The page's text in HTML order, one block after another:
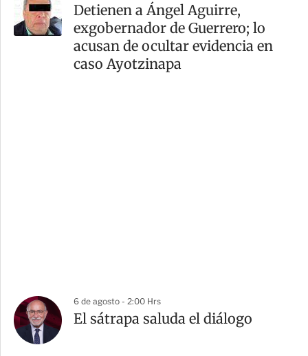
Detienen a Ángel Aguirre,
exgobernador de Guerrero; lo
acusan de ocultar evidencia en
caso Ayotzinapa
6 de agosto - 2:00 Hrs
El sátrapa saluda el diálogo